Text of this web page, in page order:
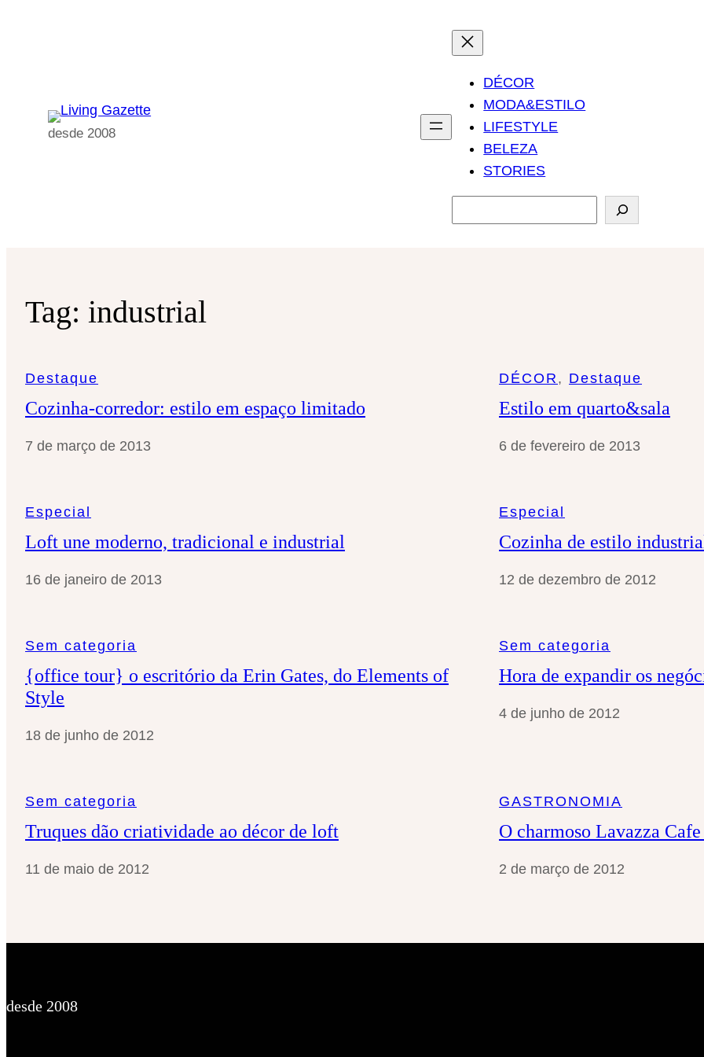
desde 2008
DÉCOR
MODA&ESTILO
LIFESTYLE
BELEZA
STORIES
e
Tag: industrial
Destaque
Cozinha-corredor: estilo em espaço limitado
7 de março de 2013
DÉCOR , Destaque
Estilo em quarto&sala
6 de fevereiro de 2013
Especial
Loft une moderno, tradicional e industrial
16 de janeiro de 2013
Especial
Cozinha de estilo
12 de dezembro de 2012
Sem categoria
{office tour} o escritório da Erin Gates, do Elements of
Style
18 de junho de 2012
Sem categoria
Hora de expandir os
4 de junho de 2012
Sem categoria
Truques dão criatividade ao décor de loft
11 de maio de 2012
GASTRONOMIA
O charmoso Lavazza
2 de março de 2012
desde 2008